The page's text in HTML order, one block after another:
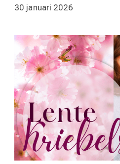
30 januari 2026